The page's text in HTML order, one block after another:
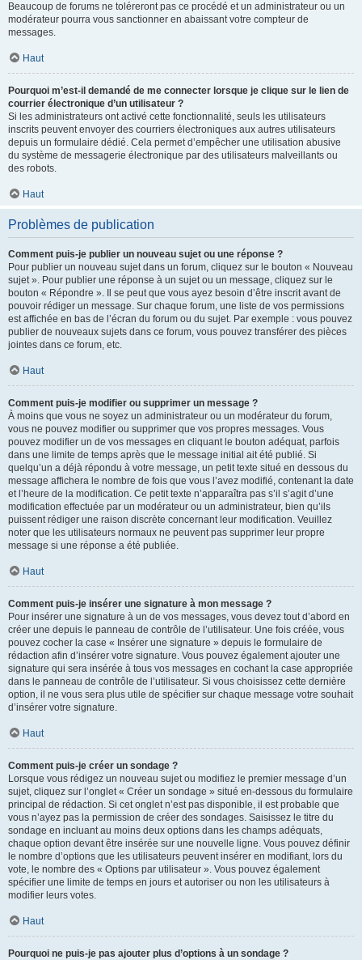
Beaucoup de forums ne toléreront pas ce procédé et un administrateur ou un
modérateur pourra vous sanctionner en abaissant votre compteur de
messages.
Haut
Pourquoi m’est-il demandé de me connecter lorsque je clique sur le lien de
courrier électronique d’un utilisateur ?
Si les administrateurs ont activé cette fonctionnalité, seuls les utilisateurs
inscrits peuvent envoyer des courriers électroniques aux autres utilisateurs
depuis un formulaire dédié. Cela permet d’empêcher une utilisation abusive
du système de messagerie électronique par des utilisateurs malveillants ou
des robots.
Haut
Problèmes de publication
Comment puis-je publier un nouveau sujet ou une réponse ?
Pour publier un nouveau sujet dans un forum, cliquez sur le bouton « Nouveau
sujet ». Pour publier une réponse à un sujet ou un message, cliquez sur le
bouton « Répondre ». Il se peut que vous ayez besoin d’être inscrit avant de
pouvoir rédiger un message. Sur chaque forum, une liste de vos permissions
est affichée en bas de l’écran du forum ou du sujet. Par exemple : vous pouvez
publier de nouveaux sujets dans ce forum, vous pouvez transférer des pièces
jointes dans ce forum, etc.
Haut
Comment puis-je modifier ou supprimer un message ?
À moins que vous ne soyez un administrateur ou un modérateur du forum,
vous ne pouvez modifier ou supprimer que vos propres messages. Vous
pouvez modifier un de vos messages en cliquant le bouton adéquat, parfois
dans une limite de temps après que le message initial ait été publié. Si
quelqu’un a déjà répondu à votre message, un petit texte situé en dessous du
message affichera le nombre de fois que vous l’avez modifié, contenant la date
et l’heure de la modification. Ce petit texte n’apparaîtra pas s’il s’agit d’une
modification effectuée par un modérateur ou un administrateur, bien qu’ils
puissent rédiger une raison discrète concernant leur modification. Veuillez
noter que les utilisateurs normaux ne peuvent pas supprimer leur propre
message si une réponse a été publiée.
Haut
Comment puis-je insérer une signature à mon message ?
Pour insérer une signature à un de vos messages, vous devez tout d’abord en
créer une depuis le panneau de contrôle de l’utilisateur. Une fois créée, vous
pouvez cocher la case « Insérer une signature » depuis le formulaire de
rédaction afin d’insérer votre signature. Vous pouvez également ajouter une
signature qui sera insérée à tous vos messages en cochant la case appropriée
dans le panneau de contrôle de l’utilisateur. Si vous choisissez cette dernière
option, il ne vous sera plus utile de spécifier sur chaque message votre souhait
d’insérer votre signature.
Haut
Comment puis-je créer un sondage ?
Lorsque vous rédigez un nouveau sujet ou modifiez le premier message d’un
sujet, cliquez sur l’onglet « Créer un sondage » situé en-dessous du formulaire
principal de rédaction. Si cet onglet n’est pas disponible, il est probable que
vous n’ayez pas la permission de créer des sondages. Saisissez le titre du
sondage en incluant au moins deux options dans les champs adéquats,
chaque option devant être insérée sur une nouvelle ligne. Vous pouvez définir
le nombre d’options que les utilisateurs peuvent insérer en modifiant, lors du
vote, le nombre des « Options par utilisateur ». Vous pouvez également
spécifier une limite de temps en jours et autoriser ou non les utilisateurs à
modifier leurs votes.
Haut
Pourquoi ne puis-je pas ajouter plus d’options à un sondage ?